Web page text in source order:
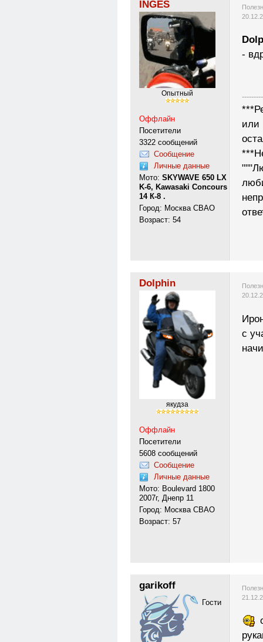
INGES
Опытный
Оффлайн
Посетители
3322 сообщений
Сообщение
Личные данные
Мото: SKYWAVE 650 LX
K-6, Kawasaki Concours
14 К-8 .
Город: Москва СВАО
Возраст: 54
-
или
Dolphin
якудза
Оффлайн
Посетители
5608 сообщений
Сообщение
Личные данные
Мото: Boulevard 1800
2007г, Днепр 11
Город: Москва СВАО
Возраст: 57
с
garikoff
Гости